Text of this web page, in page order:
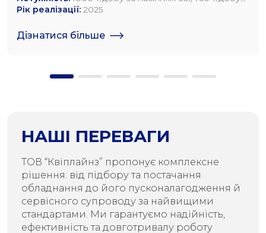
за насінням ріпаку; 1200 т/добу по насінню
Рік реалізації: 2025
Дізнатися більше
НАШІ ПЕРЕВАГИ
ТОВ “Квіплайнз” пропонує комплексне
рішення: від підбору та постачання
обладнання до його пусконалагодження й
сервісного супроводу за найвищими
стандартами. Ми гарантуємо надійність,
ефективність та довготривалу роботу